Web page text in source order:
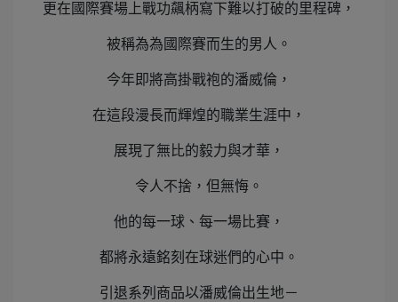
更在國際賽場上戰功飆柄寫下難以打破的里程碑，
被稱為為國際賽而生的男人。
今年即將高掛戰袍的潘威倫，
在這段漫長而輝煌的職業生涯中，
展現了無比的毅力與才華，
令人不捨，但無悔。
他的每一球、每一場比賽，
都將永遠銘刻在球迷們的心中。
引退系列商品以潘威倫出生地－